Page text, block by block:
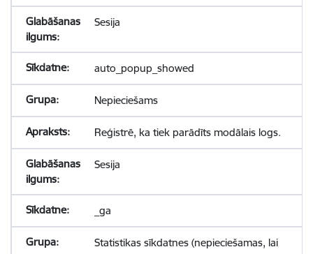
Sesija
auto_popup_showed
Nepieciešams
Reģistrē, ka tiek parādīts modālais logs.
Sesija
_ga
Statistikas sīkdatnes (nepieciešamas, lai